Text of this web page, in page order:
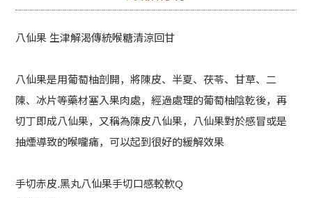
八仙果 生津解渴傳統喉糖清涼回甘
八仙果是用葡萄柚剖開，將陳皮、半夏、茯苓、甘草、二
陳、冰片等藥材塞入果肉處，經過處理的葡萄柚陰乾後，再
切丁即成八仙果，又稱為陳皮八仙果，八仙果對於感冒或是
抽煙導致的喉嚨痛，可以起到很好的緩解效果
手切赤皮.黑丸八仙果手切口感較軟Q